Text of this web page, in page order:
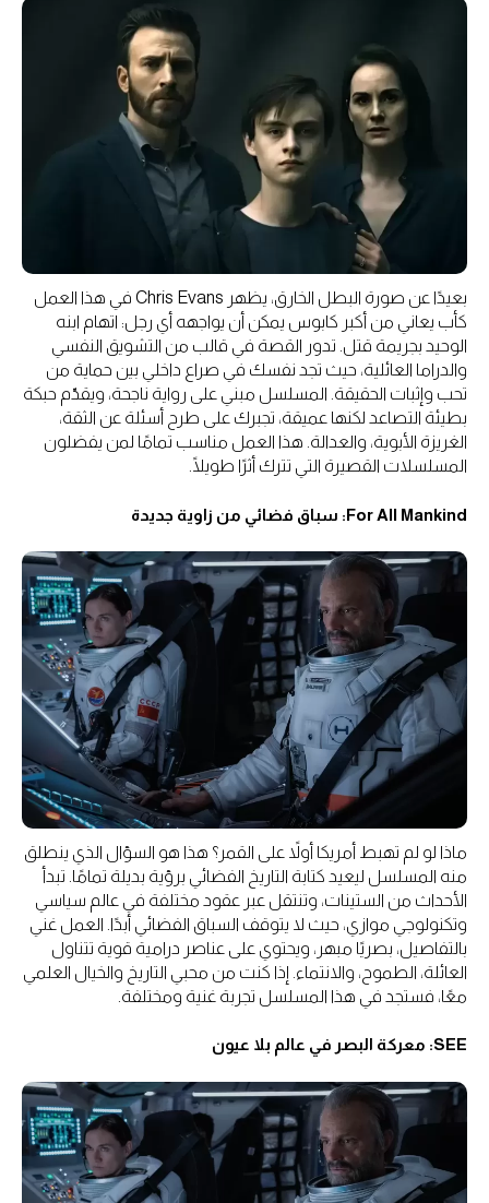
بعيدًا عن صورة البطل الخارق، يظهر Chris Evans في هذا العمل
كأب يعاني من أكبر كابوس يمكن أن يواجهه أي رجل: اتهام ابنه
الوحيد بجريمة قتل. تدور القصة في قالب من التشويق النفسي
والدراما العائلية، حيث تجد نفسك في صراع داخلي بين حماية من
تحب وإثبات الحقيقة. المسلسل مبني على رواية ناجحة، ويقدّم حبكة
بطيئة التصاعد لكنها عميقة، تجبرك على طرح أسئلة عن الثقة،
الغريزة الأبوية، والعدالة. هذا العمل مناسب تمامًا لمن يفضلون
المسلسلات القصيرة التي تترك أثرًا طويلًا.
For All Mankind: سباق فضائي من زاوية جديدة
ماذا لو لم تهبط أمريكا أولاً على القمر؟ هذا هو السؤال الذي ينطلق
منه المسلسل ليعيد كتابة التاريخ الفضائي برؤية بديلة تمامًا. تبدأ
الأحداث من الستينات، وتنتقل عبر عقود مختلفة في عالم سياسي
وتكنولوجي موازي، حيث لا يتوقف السباق الفضائي أبدًا. العمل غني
بالتفاصيل، بصريًا مبهر، ويحتوي على عناصر درامية قوية تتناول
العائلة، الطموح، والانتماء. إذا كنت من محبي التاريخ والخيال العلمي
معًا، فستجد في هذا المسلسل تجربة غنية ومختلفة.
SEE: معركة البصر في عالم بلا عيون